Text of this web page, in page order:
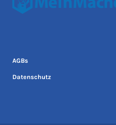
AGBs
Datenschutz